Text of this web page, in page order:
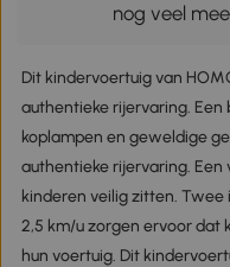
nog veel
Dit kindervoertuig van
authentieke rijervaring.
koplampen en geweldige
authentieke rijervaring.
kinderen veilig zitten. Twee
2,5 km/u zorgen ervoor dat
hun voertuig. Dit